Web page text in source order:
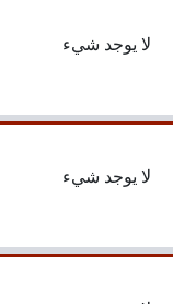
لا يوجد شيء
لا يوجد شيء